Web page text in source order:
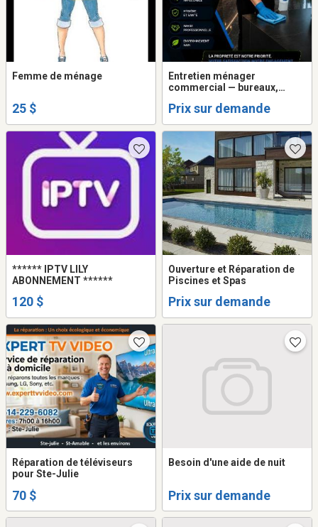
Femme de ménage
25 $
Entretien ménager
commercial — bureaux,
Prix sur demande
****** IPTV LILY
ABONNEMENT ******
120 $
Ouverture et Réparation de
Piscines et Spas
Prix sur demande
Réparation de téléviseurs
pour Ste-Julie
70 $
Besoin d'une aide de nuit
Prix sur demande